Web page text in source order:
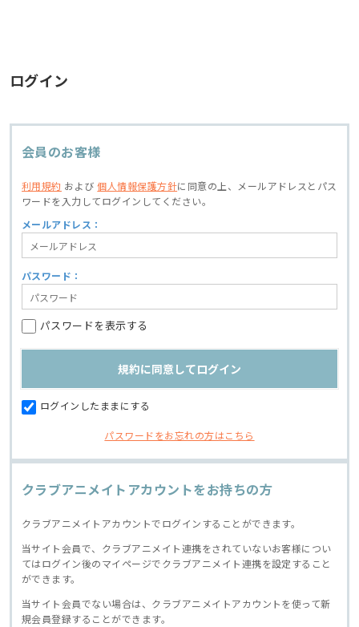
ログイン
会員のお客様
利用規約 および個人情報保護方針に同意の上、
メールアドレスとパス
ワードを入力してログインしてください。
メールアドレス：
パスワード：
パスワードを表示する
ログインしたままにする
パスワードをお忘れの方はこちら
クラブアニメイトアカウントをお持ちの方
クラブアニメイトアカウントでログインすることができます。
当サイト会員で、クラブアニメイト連携をされていないお客様につい
てはログイン後のマイページでクラブアニメイト連携を設定すること
ができます。
当サイト会員でない場合は、クラブアニメイトアカウントを使って新
規会員登録することができます。